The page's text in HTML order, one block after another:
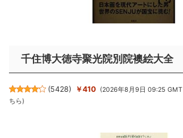
千住博大徳寺聚光院別院襖絵大全
(5428) ￥410 (2026年8月9日 09:25
ちら)